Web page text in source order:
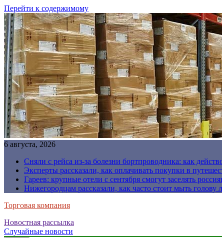
Перейти к содержимому
6 августа, 2026
Сняли с рейса из-за болезни бортпроводника: как
Эксперты рассказали, как оплачивать покупки в
Гареев: крупные отели с сентября смогут заселять
Нижегородцам рассказали, как часто стоит мыть голову
Торговая компания
Новостная рассылка
Случайные новости